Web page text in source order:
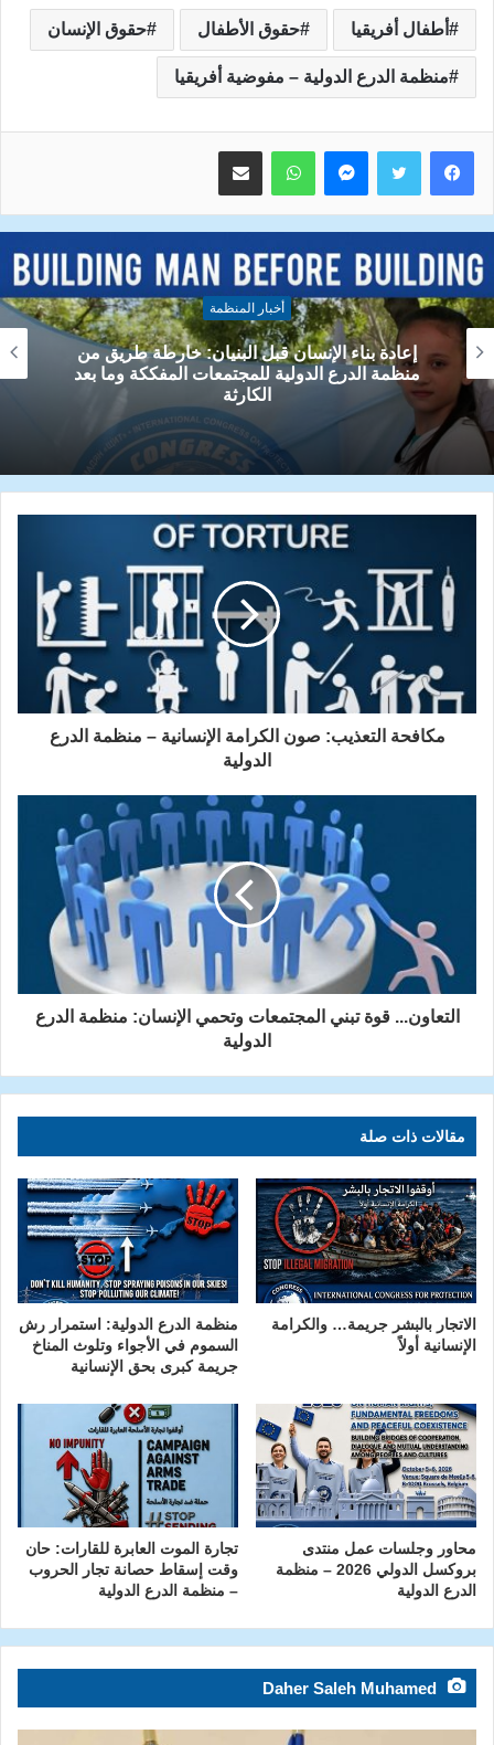
أطفال أفريقيا حقوق الأطفال حقوق الإنسان
منظمة الدرع الدولية – مفوضية أفريقيا
ماسنجر واتساب مشاركة عبر البريد
أخبار المنظمة
منظمة الدرع الدولية: سيادة القانون ضمانة العدالة
والمساءلة عن انتهاكات حقوق الإنسان
مكافحة التعذيب: صون الكرامة الإنسانية – منظمة الدرع
الدولية
التعاون... قوة تبني المجتمعات وتحمي الإنسان: منظمة الدرع
الدولية
مقالات ذات صلة
الاتجار بالبشر جريمة… والكرامة
الإنسانية أولاً
منظمة الدرع الدولية: استمرار رش
السموم في الأجواء وتلوث المناخ
جريمة كبرى بحق الإنسانية
محاور وجلسات عمل منتدى
بروكسل الدولي 2026 – منظمة
الدرع الدولية
تجارة الموت العابرة للقارات: حان
وقت إسقاط حصانة تجار الحروب
– منظمة الدرع الدولية
Daher Saleh Muhamed